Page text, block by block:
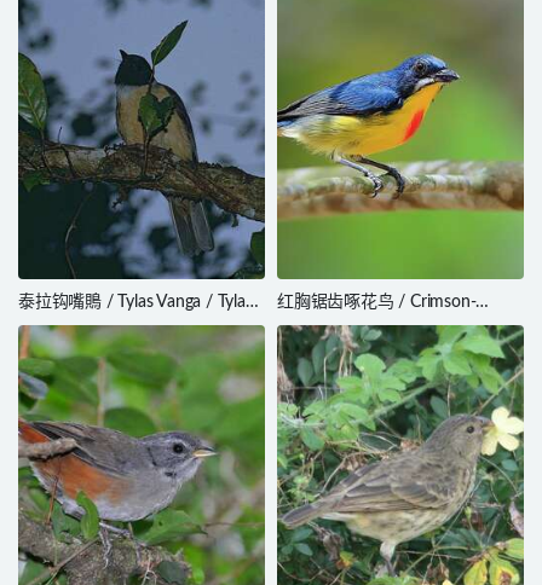
泰拉钩嘴鵙 / Tylas Vanga / Tylas
eduardi
红胸锯齿啄花鸟 / Crimson-
breasted Flowerpecker /
Prionochilus percussus